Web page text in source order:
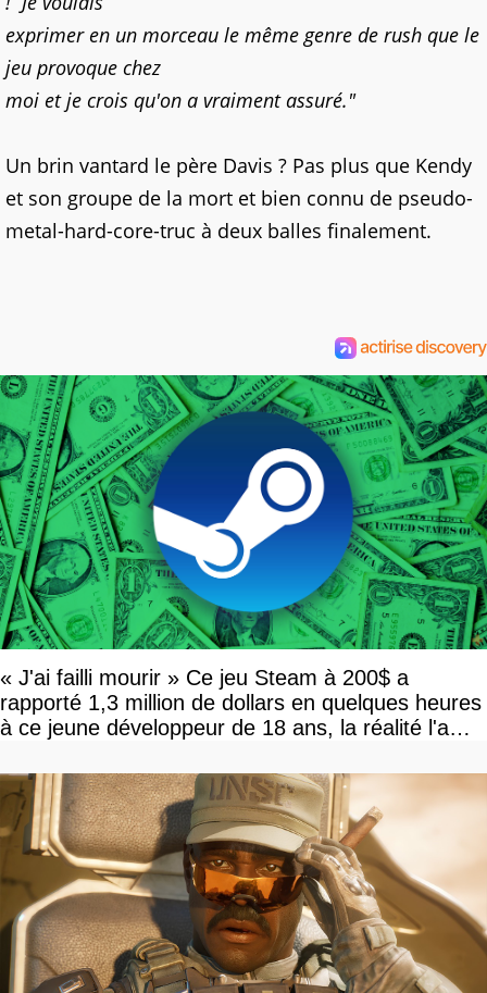
exprimer en un morceau le même genre de rush que le
jeu provoque chez
moi et je crois qu'on a vraiment assuré."
Un brin vantard le père Davis ? Pas plus que Kendy
et son groupe de la mort et bien connu de pseudo-
metal-hard-core-truc à deux balles finalement.
« J'ai failli mourir » Ce jeu Steam à 200$ a
rapporté 1,3 million de dollars en quelques heures
à ce jeune développeur de 18 ans, la réalité l'a